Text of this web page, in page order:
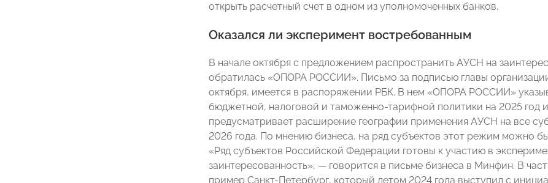
открыть расчетный счет в одном из уполномоченных банков.
Оказался ли эксперимент востребованным
В начале октября с предложением распространить АУСН на
обратилась «ОПОРА РОССИИ». Письмо за подписью главы
октября, имеется в распоряжении РБК. В нем «ОПОРА РОССИИ»
бюджетной, налоговой и таможенно-тарифной политики на 2025 год
предусматривает расширение географии применения АУСН на все
2026 года. По мнению бизнеса, на ряд субъектов этот режим можно
«Ряд субъектов Российской Федерации готовы к участию в
заинтересованность», — говорится в письме бизнеса в Минфин. В
пример Санкт-Петербург, который летом 2024 года выступил с